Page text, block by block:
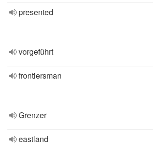
presented
vorgeführt
frontiersman
Grenzer
eastland